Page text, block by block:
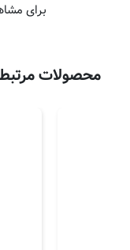
برای
محصولات